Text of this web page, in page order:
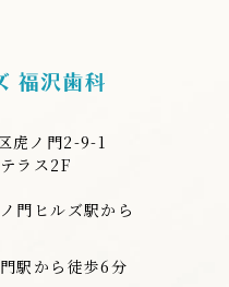
虎ノ門2-9-1
ラス2F
門ヒルズ駅から
駅から徒歩6分